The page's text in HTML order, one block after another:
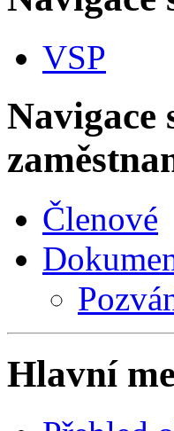
VSP
Navigace
Členové
Hlavní